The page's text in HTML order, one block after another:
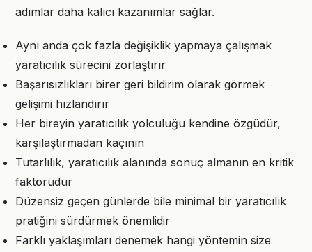
adımlar daha kalıcı kazanımlar sağlar.
Aynı anda çok fazla değişiklik yapmaya çalışmak
yaratıcılık sürecini zorlaştırır
Başarısızlıkları birer geri bildirim olarak görmek
gelişimi hızlandırır
Her bireyin yaratıcılık yolculuğu kendine özgüdür,
karşılaştırmadan kaçının
Tutarlılık, yaratıcılık alanında sonuç almanın en kritik
faktörüdür
Düzensiz geçen günlerde bile minimal bir yaratıcılık
pratiğini sürdürmek önemlidir
Farklı yaklaşımları denemek hangi yöntemin size